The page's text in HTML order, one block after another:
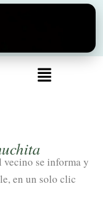
Menú
se informa y
en un solo clic